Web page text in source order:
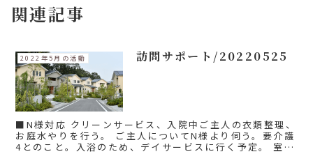
関連記事
2022年5月の活動 訪問サポート/20220525
■N様対応 クリーンサービス、入院中ご主人の衣類整理、
お庭水やりを行う。 ご主人についてN様より伺う。要介護
4とのこと。入浴のため、デイサービスに行く予定。 室内